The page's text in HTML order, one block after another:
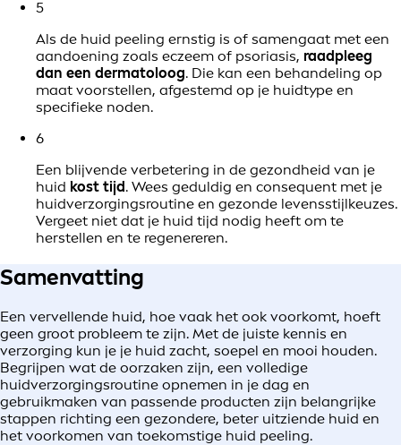
5
Als de huid peeling ernstig is of samengaat met een
aandoening zoals eczeem of psoriasis, raadpleeg
dan een dermatoloog. Die kan een behandeling op
maat voorstellen, afgestemd op je huidtype en
specifieke noden.
6
Een blijvende verbetering in de gezondheid van je
huid kost tijd. Wees geduldig en consequent met je
huidverzorgingsroutine en gezonde levensstijlkeuzes.
Vergeet niet dat je huid tijd nodig heeft om te
herstellen en te regenereren.
Samenvatting
Een vervellende huid, hoe vaak het ook voorkomt, hoeft
geen groot probleem te zijn. Met de juiste kennis en
verzorging kun je je huid zacht, soepel en mooi houden.
Begrijpen wat de oorzaken zijn, een volledige
huidverzorgingsroutine opnemen in je dag en
gebruikmaken van passende producten zijn belangrijke
stappen richting een gezondere, beter uitziende huid en
het voorkomen van toekomstige huid peeling.